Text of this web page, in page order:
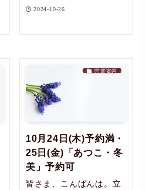
2024-10-26
営業案内
10月24日(木)予約満・
25日(金)「あつこ・冬
美」予約可
皆さま、こんばんは。立